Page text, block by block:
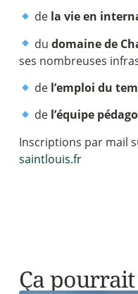
de la vie en
dudomaine de
ses nombreuses
de l’emploi du
de l’équipe
Inscriptions par mail
saintlouis.fr
Ça